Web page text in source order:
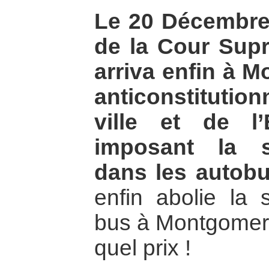
Le 20
de la Cour
arriva enfin à
ville et de
imposant la
dans les
enfin abolie la
bus à
quel prix !